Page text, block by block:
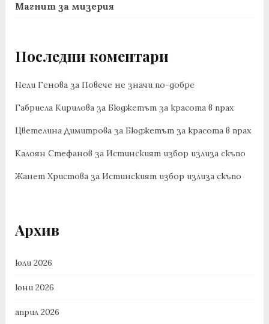
Магнит за мизерия
Последни коментари
Нели Генова за Повече не значи по-добре
Габриела Кирилова за Бюджетът за красота в прах
Цветелина Димитрова за Бюджетът за красота в прах
Калоян Стефанов за Истинският избор излиза скъпо
Жанет Христова за Истинският избор излиза скъпо
Архив
юли 2026
юни 2026
април 2026